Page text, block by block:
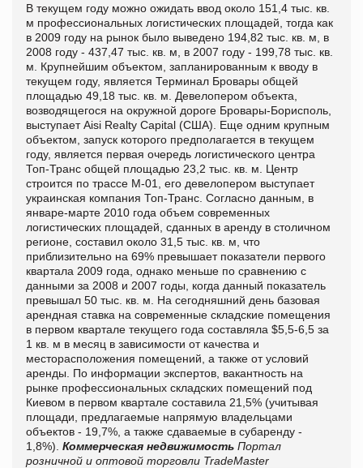
В текущем году можно ожидать ввод около 151,4 тыс. кв.
м профессиональных логистических площадей, тогда как
в 2009 году на рынок было выведено 194,82 тыс. кв. м, в
2008 году - 437,47 тыс. кв. м, в 2007 году - 199,78 тыс. кв.
м. Крупнейшим объектом, запланированным к вводу в
текущем году, является Терминал Бровары общей
площадью 49,18 тыс. кв. м. Девелопером объекта,
возводящегося на окружной дороге Бровары-Борисполь,
выступает Aisi Realty Capital (США). Еще одним крупным
объектом, запуск которого предполагается в текущем
году, является первая очередь логистического центра
Топ-Транс общей площадью 23,2 тыс. кв. м. Центр
строится по трассе М-01, его девелопером выступает
украинская компания Топ-Транс. Согласно данным, в
январе-марте 2010 года объем современных
логистических площадей, сданных в аренду в столичном
регионе, составил около 31,5 тыс. кв. м, что
приблизительно на 69% превышает показатели первого
квартала 2009 года, однако меньше по сравнению с
данными за 2008 и 2007 годы, когда данный показатель
превышал 50 тыс. кв. м. На сегодняшний день базовая
арендная ставка на современные складские помещения
в первом квартале текущего года составляла $5,5-6,5 за
1 кв. м в месяц в зависимости от качества и
месторасположения помещений, а также от условий
аренды. По информации экспертов, вакантность на
рынке профессиональных складских помещений под
Киевом в первом квартале составила 21,5% (учитывая
площади, предлагаемые напрямую владельцами
объектов - 19,7%, а также сдаваемые в субаренду -
1,8%). Коммерческая недвижимость Портал
розничной и оптовой торговли TradeMaster